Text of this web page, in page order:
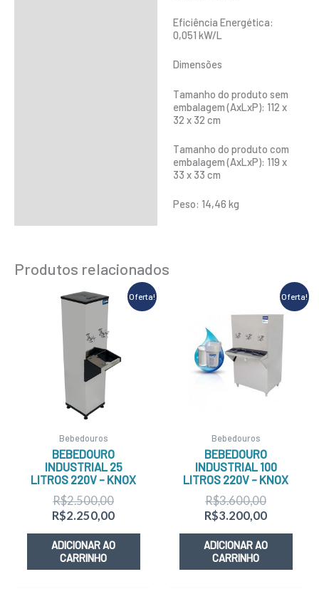
Eficiência Energética:
0,051 kW/L
Dimensões
Tamanho do produto sem
embalagem (AxLxP): 112 x
32 x 32 cm
Tamanho do produto com
embalagem (AxLxP): 119 x
33 x 33 cm
Peso: 14,46 kg
Produtos relacionados
Oferta!
Bebedouros
BEBEDOURO
INDUSTRIAL 25
LITROS 220V – KNOX
R$2.500,00
preço
R$2.500,00.
R$2.250,00
preço
R$2.250,00.
ADICIONAR AO
CARRINHO
Oferta!
Bebedouros
BEBEDOURO
INDUSTRIAL 100
LITROS 220V – KNOX
R$3.600,00
preço
original
era:
R$3.200,00
preço
atual
ADICIONAR AO
CARRINHO